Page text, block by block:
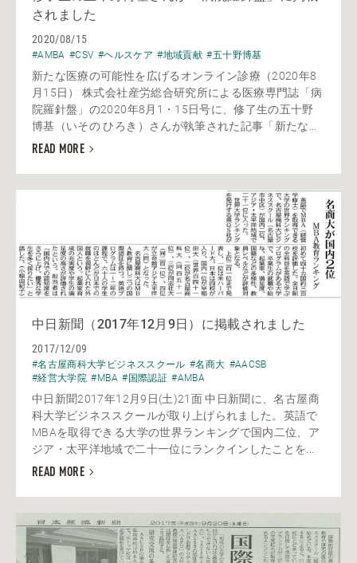
されました
2020/08/15
#AMBA #CSV #ヘルスケア #地域貢献 #五十野博基
新たな医療の可能性を広げるオンライン診療（2020年8
月15日） 株式会社産労総合研究所による医療専門誌「病
院羅針盤」の2020年8月1・15日号に、修了生の五十野
博基（いその ひろき）さんが執筆された記事「新たな...
READ MORE
中日新聞（2017年12月9日）に掲載されました
2017/12/09
#名古屋商科大学ビジネススクール #名商大 #AACSB
#経営大学院 #MBA #国際認証 #AMBA
中日新聞2017年12月9日(土)21面 中日新聞に、名古屋商
科大学ビジネススクールが取り上げられました。英語で
MBAを取得できる大学の世界ランキングで国内二位、ア
ジア・太平洋地域で二十一位にランクインしたことを...
READ MORE